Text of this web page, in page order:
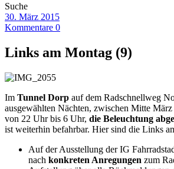
Suche
30. März 2015
Kommentare 0
Links am Montag (9)
Im Tunnel Dorp auf dem Radschnellweg
ausgewählten Nächten, zwischen Mitte
von 22 Uhr bis 6 Uhr, die Beleuchtung
ist weiterhin befahrbar. Hier sind die Links
Auf der Ausstellung der IG
nach konkreten Anregungen zum